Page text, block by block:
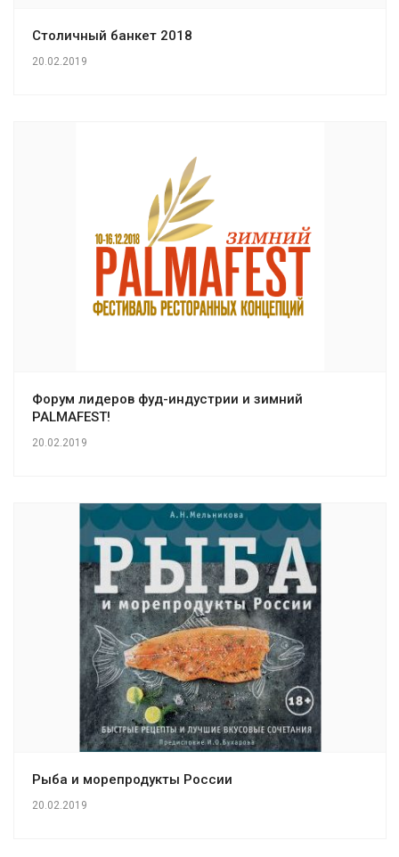
Столичный банкет 2018
20.02.2019
Форум лидеров фуд-индустрии и зимний
PALMAFEST!
20.02.2019
Рыба и морепродукты России
20.02.2019